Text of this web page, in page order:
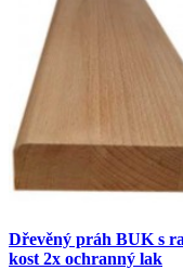
Dřevěný práh BUK s
kost 2x ochranný lak